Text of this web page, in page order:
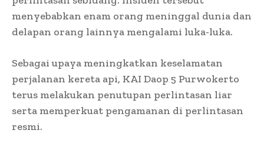
menyebabkan enam orang meninggal dunia dan
delapan orang lainnya mengalami luka-luka.
Sebagai upaya meningkatkan keselamatan
perjalanan kereta api, KAI Daop 5 Purwokerto
terus melakukan penutupan perlintasan liar
serta memperkuat pengamanan di perlintasan
resmi.